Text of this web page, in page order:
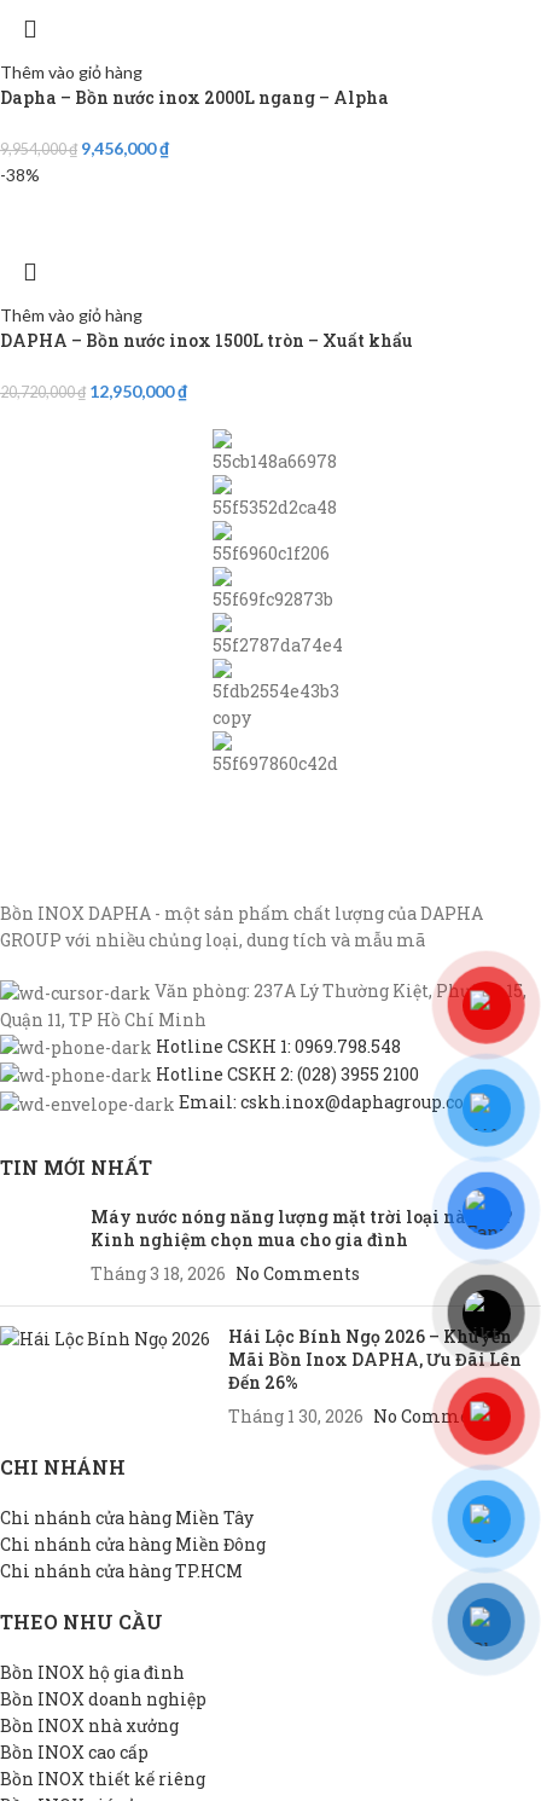
Thêm vào giỏ hàng
Dapha – Bồn nước inox 2000L ngang – Alpha
9,954,000₫ 9,456,000₫
-38%
Thêm vào giỏ hàng
DAPHA – Bồn nước inox 1500L tròn – Xuất khẩu
20,720,000₫ 12,950,000₫
Bồn INOX DAPHA - một sản phẩm chất lượng của DAPHA
GROUP với nhiều chủng loại, dung tích và mẫu mã
Văn phòng: 237A Lý Thường Kiệt, Phường 15,
Quận 11, TP Hồ Chí Minh
Hotline CSKH 1: 0969.798.548
Hotline CSKH 2: (028) 3955 2100
Email: cskh.inox@daphagroup.com
TIN MỚI NHẤT
Máy nước nóng năng lượng mặt trời loại nào tốt?
Kinh nghiệm chọn mua cho gia đình
Tháng 3 18, 2026 No Comments
Hái Lộc Bính Ngọ 2026 – Khuyến
Mãi Bồn Inox DAPHA, Ưu Đãi Lên
Đến 26%
Tháng 1 30, 2026 No Comments
CHI NHÁNH
Chi nhánh cửa hàng Miền Tây
Chi nhánh cửa hàng Miền Đông
Chi nhánh cửa hàng TP.HCM
THEO NHU CẦU
Bồn INOX hộ gia đình
Bồn INOX doanh nghiệp
Bồn INOX nhà xưởng
Bồn INOX cao cấp
Bồn INOX thiết kế riêng